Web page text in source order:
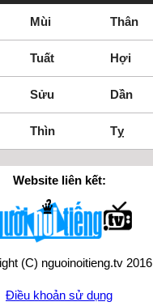
Mùi Thân
Tuất Hợi
Sửu Dần
Thìn Tỵ
Website liên kết:
(C) nguoinoitieng.tv 2016
Điều khoản sử dụng